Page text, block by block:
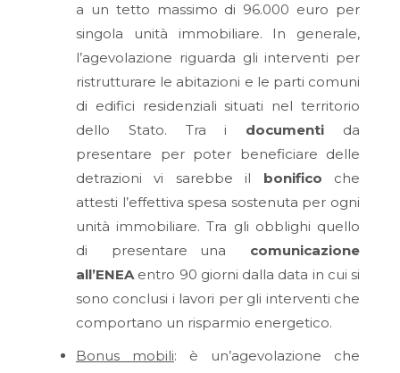
a un tetto massimo di 96.000 euro per
singola unità immobiliare. In generale,
l’agevolazione riguarda gli interventi per
ristrutturare le abitazioni e le parti comuni
di edifici residenziali situati nel territorio
dello Stato. Tra i documenti da
presentare per poter beneficiare delle
detrazioni vi sarebbe il bonifico che
attesti l’effettiva spesa sostenuta per ogni
unità immobiliare. Tra gli obblighi quello
di presentare una comunicazione
all’ENEAentro 90 giorni dalla data in cui si
sono conclusi i lavori per gli interventi che
comportano un risparmio energetico.
Bonus mobili: è un’agevolazione che